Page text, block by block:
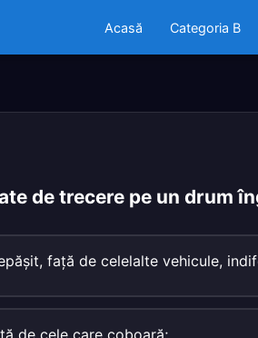
Acasă Categoria B
de trecere pe un drum
faţă de celelalte vehicule,
de cele care coboară;